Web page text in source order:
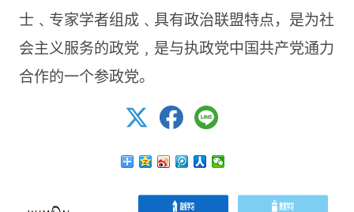
士﹑专家学者组成﹑具有政治联盟特点，是为社
会主义服务的政党﹐是与执政党中国共产党通力
合作的一个参政党。